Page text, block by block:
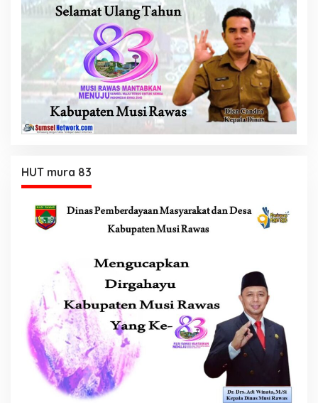
HUT mura 83